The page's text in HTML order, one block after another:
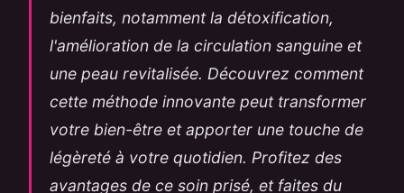
bienfaits, notamment la détoxification,
l'amélioration de la circulation sanguine et
une peau revitalisée. Découvrez comment
cette méthode innovante peut transformer
votre bien-être et apporter une touche de
légèreté à votre quotidien. Profitez des
avantages de ce soin prisé, et faites du